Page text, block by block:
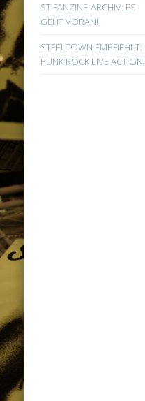
ST FANZINE-ARCHIV: ES
GEHT VORAN!
STEELTOWN EMPFIEHLT:
PUNK ROCK LIVE ACTION!